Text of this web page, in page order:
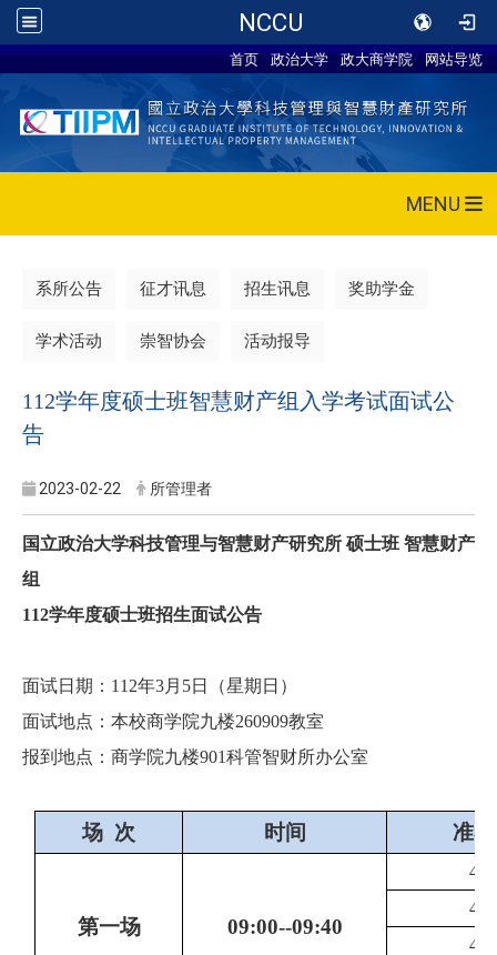
NCCU
首页 政治大学 政大商学院 网站导览
MENU
系所公告 征才讯息 招生讯息 奖助学金
学术活动 崇智协会 活动报导
112学年度硕士班智慧财产组入学考试面试公
告
2023-02-22 所管理者
国立政治大学科技管理与智慧财产研究所 硕士班 智慧财产
组
112学年度硕士班招生面试公告
面试日期： 112年3月 5日（星期日）
面试地点：本校商学院九楼260909教室
报到地点：商学院九楼901科管智财所办公室
场 次 时间 准
第一场 09:00--09:40